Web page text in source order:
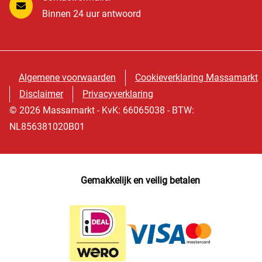
Binnen 24 uur antwoord
Algemene voorwaarden
Cookieverklaring Massamarkt
Disclaimer
Privacyverklaring
© 2026 Massamarkt - KvK: 66065038 - BTW:
NL856381020B01
Gemakkelijk en veilig betalen